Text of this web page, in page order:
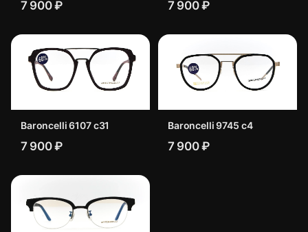
7 900 ₽ 7 900 ₽
Baroncelli 6107 c31
7 900 ₽
Baroncelli 9745 c4
7 900 ₽